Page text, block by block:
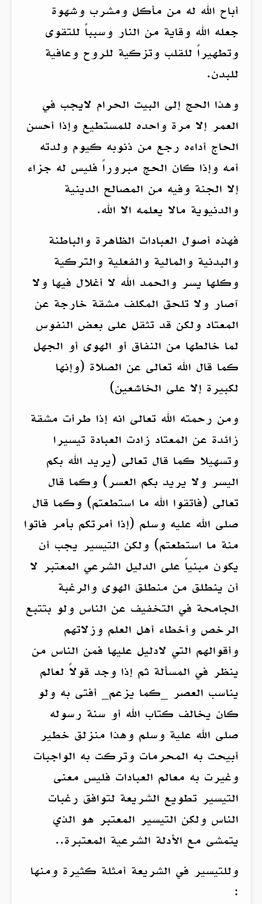
أباح الله له من مأكل ومشرب وشهوة
جعله الله وقاية من النار وسبباً للتقوى
وتطهيراً للقلب وتزكية للروح وعافية
للبدن.
وهذا الحج إلى البيت الحرام لايجب في
العمر إلا مرة واحده للمستطيع وإذا أحسن
الحاج أداءه رجع من ذنوبه كيوم ولدته
أمه وإذا كان الحج مبروراً فليس له جزاء
إلا الجنة وفيه من المصالح الدينية
والدنيوية مالا يعلمه الا الله.
فهذه أصول العبادات الظاهرة والباطنة
والبدنية والمالية والفعلية والتركية
وكلها يسر والحمد الله لا أغلال فيها ولا
آصار ولا تلحق المكلف مشقة خارجة عن
المعتاد ولكن قد تثقل على بعض النفوس
لما خالطها من النفاق أو الهوى أو الجهل
كما قال الله تعالى عن الصلاة (وإنها
لكبيرة إلا على الخاشعين)
ومن رحمته الله تعالى انه إذا طرأت مشقة
زائدة عن المعتاد زادت العبادة تيسيرا
وتسهيلا كما قال تعالى (يريد الله بكم
اليسر ولا يريد بكم العسر) وكما قال
تعالى (فاتقوا الله ما استطعتم) وكما قال
صلى الله عليه وسلم (إذا أمرتكم بأمر فاتوا
منة ما استطعتم) ولكن التيسير يجب أن
يكون مبنياً على الدليل الشرعي المعتبر لا
أن ينطلق من منطلق الهوى والرغبة
الجامحة في التخفيف عن الناس ولو بتتبع
الرخص وأخطاء أهل العلم وزلاتهم
وأقوالهم التي لادليل عليها فمن الناس من
ينظر في المسألة ثم إذا وجد قولاً لعالم
يناسب العصر _كما يزعم_ أفتى به ولو
كان يخالف كتاب الله أو سنة رسوله
صلى الله علية وسلم وهذا منزلق خطير
أبيحت به المحرمات وتركت به الواجبات
وغيرت به معالم العبادات فليس معنى
التيسير تطويع الشريعة لتوافق رغبات
الناس ولكن التيسير المعتبر هو الذي
يتمشى مع الأدلة الشرعية المعتبرة..
وللتيسير في الشريعة أمثلة كثيرة ومنها
: